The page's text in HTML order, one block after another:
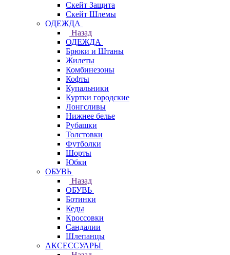
Скейт Защита
Скейт Шлемы
ОДЕЖДА
Назад
ОДЕЖДА
Брюки и Штаны
Жилеты
Комбинезоны
Кофты
Купальники
Куртки городские
Лонгсливы
Нижнее белье
Рубашки
Толстовки
Футболки
Шорты
Юбки
ОБУВЬ
Назад
ОБУВЬ
Ботинки
Кеды
Кроссовки
Сандалии
Шлепанцы
АКСЕССУАРЫ